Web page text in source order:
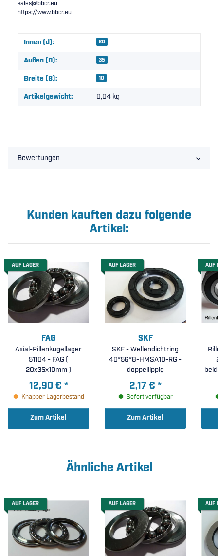
sales@bbcr.eu
https://www.bbcr.eu
Produkteigenschaft
Wert
Innen (d): 20
Außen (D): 35
Breite (B): 10
Artikelgewicht: 0,04 kg
Bewertungen
Kunden kauften dazu folgende
Artikel:
AUF LAGER
FAG
Axial-Rillenkugellager
51104 - FAG (
20x35x10mm )
12,90 € *
Knapper Lagerbestand
Zum Artikel
AUF LAGER
SKF
SKF - Wellendichtring
40*56*8-HMSA10-RG -
doppellippig
2,17 € *
Sofort verfügbar
Zum Artikel
AUF
Ähnliche Artikel
AUF LAGER AUF LAGER AUF